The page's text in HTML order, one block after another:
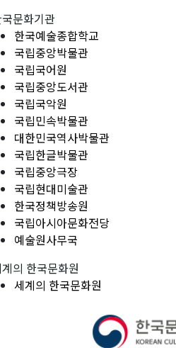
문화기관
한국예술종합학교
국립중앙박물관
국립국어원
국립중앙도서관
국립국악원
국립민속박물관
대한민국역사박물관
국립한글박물관
국립중앙극장
국립현대미술관
한국정책방송원
국립아시아문화전당
예술원사무국
의 한국문화원
세계의 한국문화원